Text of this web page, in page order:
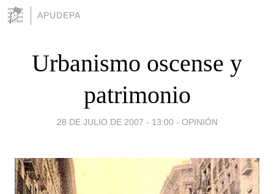
APUDEPA
Urbanismo oscense y
patrimonio
28 DE JULIO DE 2007 - 13:00 - OPINIÓN